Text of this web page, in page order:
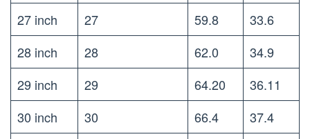
27 inch
27 59.8
33.6
28 inch
28 62.0
34.9
29 inch
29 64.20
36.11
30 inch
30 66.4
37.4